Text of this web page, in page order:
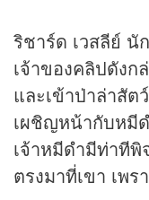
ริชาร์ด เวสลีย์ นั
เจ้าของคลิปดังก
และเข้าป่าล่าสัต
เผชิญหน้ากับหมี
เจ้าหมีดำมีท่าที
ตรงมาที่เขา เพร